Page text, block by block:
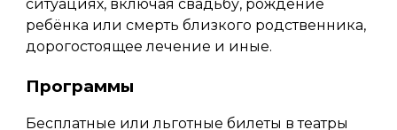
ситуациях, включая свадьбу, рождение
ребёнка или смерть близкого родственника,
дорогостоящее лечение и иные.
Программы
Бесплатные или льготные билеты в театры